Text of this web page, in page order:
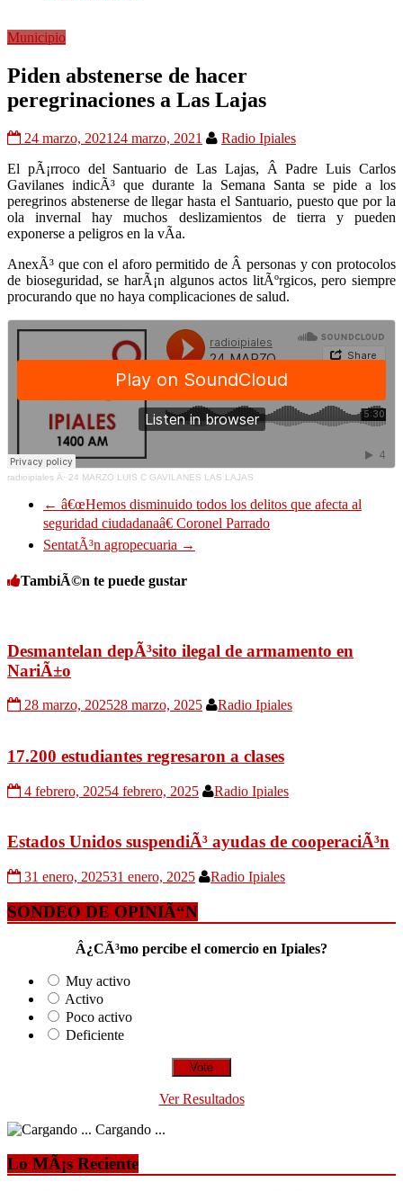
Municipio
Piden abstenerse de hacer
peregrinaciones a Las Lajas
24 marzo, 2021 24 marzo, 2021
Radio Ipiales
El pÃ¡rroco del Santuario de Las Lajas, Â Padre Luis Carlos
Gavilanes indicÃ³ que durante la Semana Santa se pide a los
peregrinos abstenerse de llegar hasta el Santuario, puesto que por la
ola invernal hay muchos deslizamientos de tierra y pueden
exponerse a peligros en la vÃ­a.
AnexÃ³ que con el aforo permitido de Â personas y con protocolos
de bioseguridad, se harÃ¡n algunos actos litÃºrgicos, pero siempre
procurando que no haya complicaciones de salud.
radioipiales Â· 24 MARZO LUIS C GAVILANES LAS LAJAS
← â€œHemos disminuido todos los delitos que afecta al
seguridad ciudadanaâ€ Coronel Parrado
SentatÃ³n agropecuaria →
TambiÃ©n te puede gustar
Desmantelan depÃ³sito ilegal de armamento en
NariÃ±o
28 marzo, 202528 marzo, 2025 Radio Ipiales
17.200 estudiantes regresaron a clases
4 febrero, 20254 febrero, 2025 Radio Ipiales
Estados Unidos suspendiÃ³ ayudas de cooperaciÃ³n
31 enero, 202531 enero, 2025 Radio Ipiales
SONDEO DE OPINIÃ“N
Â¿CÃ³mo percibe el comercio en Ipiales?
Muy activo
Activo
Poco activo
Deficiente
Ver Resultados
Cargando ...
Lo MÃ¡s Reciente